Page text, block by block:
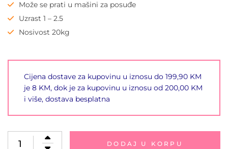
Može se prati u mašini za posuđe
Uzrast 1 – 2.5
Nosivost 20kg
Cijena dostave za kupovinu u iznosu do 199,90 KM
je 8 KM, dok je za kupovinu u iznosu od 200,00 KM
i više, dostava besplatna
DODAJ U KORPU